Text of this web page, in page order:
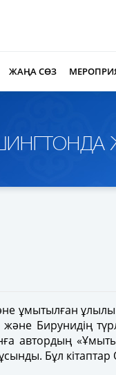
ЖАҢА СӨЗ
ұмытылған
Бирунидің
автордың
Бұл